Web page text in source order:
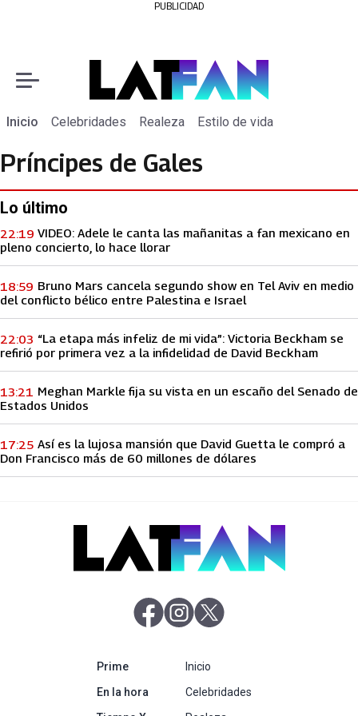
PUBLICIDAD
Inicio Celebridades Realeza Estilo de vida
Príncipes de Gales
Lo último
VIDEO: Adele le canta las mañanitas a fan mexicano en
pleno concierto, lo hace llorar
22:19
Bruno Mars cancela segundo show en Tel Aviv en medio
del conflicto bélico entre Palestina e Israel
18:59
“La etapa más infeliz de mi vida”: Victoria Beckham se
refirió por primera vez a la infidelidad de David Beckham
22:03
Meghan Markle fija su vista en un escaño del Senado de
Estados Unidos
13:21
Así es la lujosa mansión que David Guetta le compró a
Don Francisco más de 60 millones de dólares
17:25
abre en nueva pestaña
abre en nueva pestaña
Primeabre en nueva pestaña
En la hora abre en nueva pestaña
Inicio
Celebridades